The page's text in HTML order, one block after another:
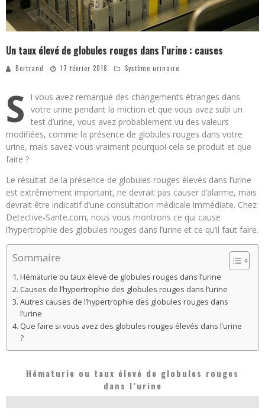
Un taux élevé de globules rouges dans l’urine : causes
Bertrand 17 février 2018 Système urinaire
S
i vous avez remarqué des changements étranges dans
votre urine pendant la miction et que vous avez subi un
test d’urine, vous avez probablement vu des valeurs
modifiées, comme la présence de globules rouges dans votre
urine, mais savez-vous vraiment pourquoi cela se produit et que
faire ?
Le résultat de la présence de globules rouges élevés dans l’urine
est extrêmement important, ne devrait pas causer d’alarme, mais
devrait être indicatif d’une consultation médicale immédiate. Chez
Detective-Sante.com, nous vous montrons ce qui cause
l’hypertrophie des globules rouges dans l’urine et ce qu’il faut faire.
Sommaire
Hématurie ou taux élevé de globules rouges dans l’urine
Causes de l’hypertrophie des globules rouges dans l’urine
Autres causes de l’hypertrophie des globules rouges dans
l’urine
Que faire si vous avez des globules rouges élevés dans l’urine
?
Hématurie ou taux élevé de globules rouges
dans l’urine